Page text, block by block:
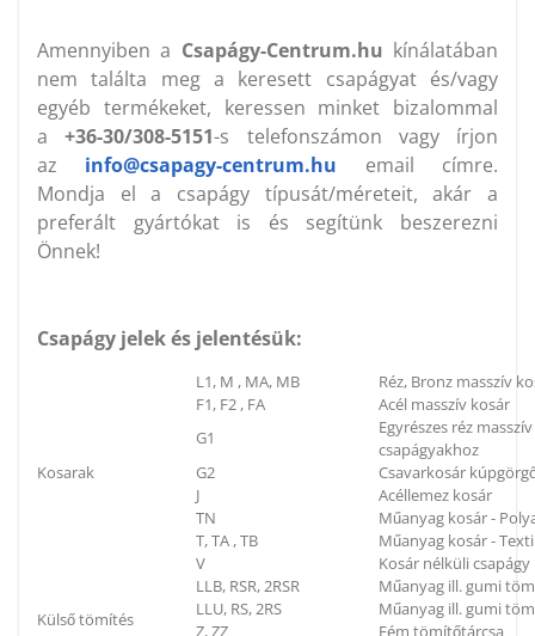
Amennyiben a Csapágy-Centrum.hu kínálatában
nem találta meg a keresett csapágyat és/vagy
egyéb termékeket, keressen minket bizalommal
a+36-30/308-5151-s telefonszámon vagy írjon
az info@csapagy-centrum.hu email címre.
Mondja el a csapágy típusát/méreteit, akár a
preferált gyártókat is és segítünk beszerezni
Önnek!
Csapágy jelek és jelentésük:
Kosarak
L1, M , MA, MB
Réz, Bronz masszív
F1, F2 , FA
Acél masszív kosár
G1
Egyrészes réz
csapágyakhoz
G2
Csavarkosár
J
Acéllemez kosár
TN
Műanyag kosár -
T, TA , TB
Műanyag kosár -
V
Kosár nélküli csapágy
Külső tömítés
LLB, RSR, 2RSR
Műanyag ill. gumi
LLU, RS, 2RS
Műanyag ill. gumi
Z, ZZ
Fém tömítőtárcsa